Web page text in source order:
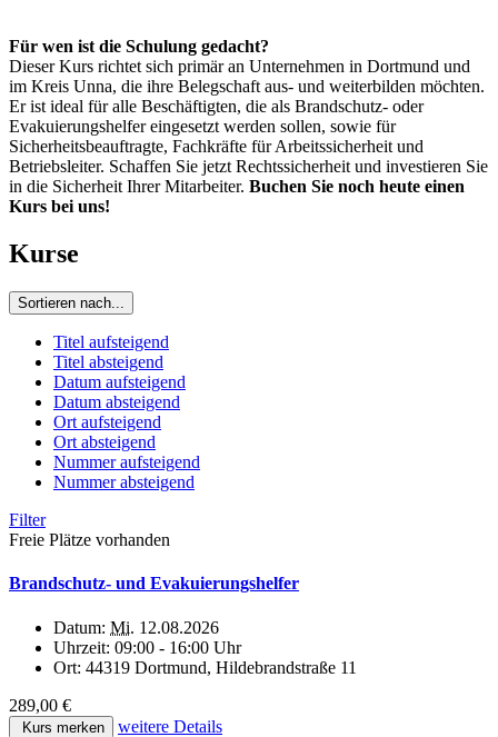
Für wen ist die Schulung gedacht?
Dieser Kurs richtet sich primär an Unternehmen in Dortmund und
im Kreis Unna, die ihre Belegschaft aus- und weiterbilden möchten.
Er ist ideal für alle Beschäftigten, die als Brandschutz- oder
Evakuierungshelfer eingesetzt werden sollen, sowie für
Sicherheitsbeauftragte, Fachkräfte für Arbeitssicherheit und
Betriebsleiter. Schaffen Sie jetzt Rechtssicherheit und investieren Sie
in die Sicherheit Ihrer Mitarbeiter. Buchen Sie noch heute einen
Kurs bei uns!
Kurse
Sortieren nach...
Titel aufsteigend
Titel absteigend
Datum aufsteigend
Datum absteigend
Ort aufsteigend
Ort absteigend
Nummer aufsteigend
Nummer absteigend
Filter
Freie Plätze vorhanden
Brandschutz- und Evakuierungshelfer
Datum: Mi. 12.08.2026
Uhrzeit: 09:00 - 16:00 Uhr
Ort: 44319 Dortmund, Hildebrandstraße 11
289,00 €
Kurs merken
weitere Details